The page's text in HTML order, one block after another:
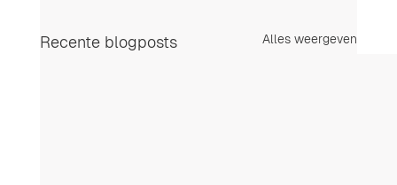
Recente blogposts Alles weergeven